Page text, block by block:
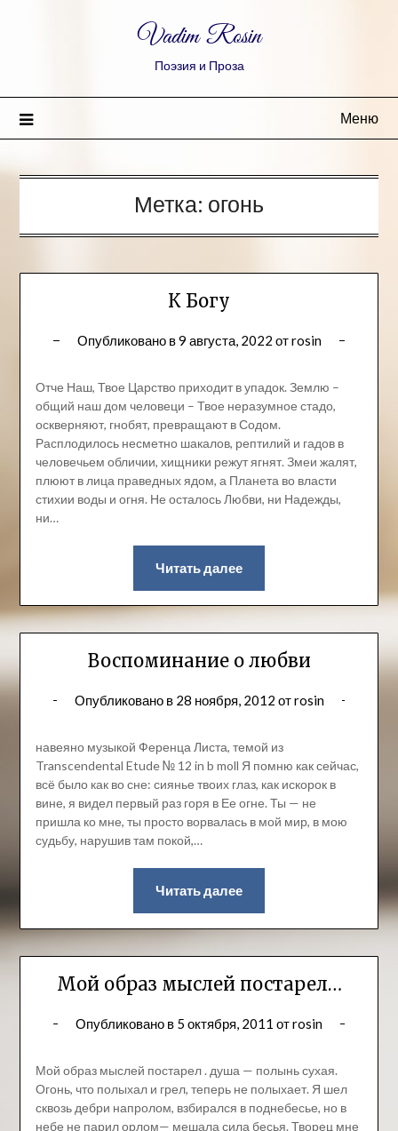
Vadim Rosin
Поэзия и Проза
Меню
Метка: огонь
К Богу
Опубликовано в9 августа, 2022 отrosin
Отче Наш, Твое Царство приходит в упадок. Землю –
общий наш дом человеци – Твое неразумное стадо,
оскверняют, гнобят, превращают в Содом.
Расплодилось несметно шакалов, рептилий и гадов в
человечьем обличии, хищники режут ягнят. Змеи жалят,
плюют в лица праведных ядом, а Планета во власти
стихии воды и огня. Не осталось Любви, ни Надежды,
ни…
Читать далее
Воспоминание о любви
Опубликовано в 28 ноября, 2012 отrosin
навеяно музыкой Ференца Листа, темой из
Transcendental Etude № 12 in b moll Я помню как сейчас,
всё было как во сне: сиянье твоих глаз, как искорок в
вине, я видел первый раз горя в Ее огне. Ты — не
пришла ко мне, ты просто ворвалась в мой мир, в мою
судьбу, нарушив там покой,…
Читать далее
Мой образ мыслей постарел…
Опубликовано в 5 октября, 2011 отrosin
Мой образ мыслей постарел . душа — полынь сухая.
Огонь, что полыхал и грел, теперь не полыхает. Я шел
сквозь дебри напролом, взбирался в поднебесье, но в
небе не парил орлом— мешала сила бесья. Творец мне